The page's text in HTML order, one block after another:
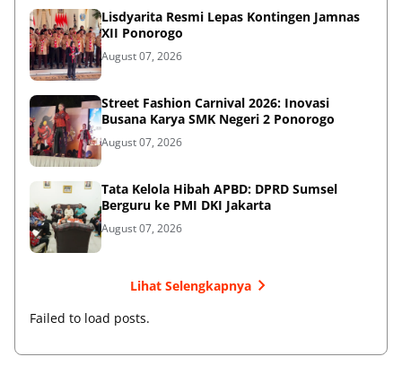
Lisdyarita Resmi Lepas Kontingen Jamnas
XII Ponorogo
August 07, 2026
Street Fashion Carnival 2026: Inovasi
Busana Karya SMK Negeri 2 Ponorogo
August 07, 2026
Tata Kelola Hibah APBD: DPRD Sumsel
Berguru ke PMI DKI Jakarta
August 07, 2026
Lihat Selengkapnya
Failed to load posts.